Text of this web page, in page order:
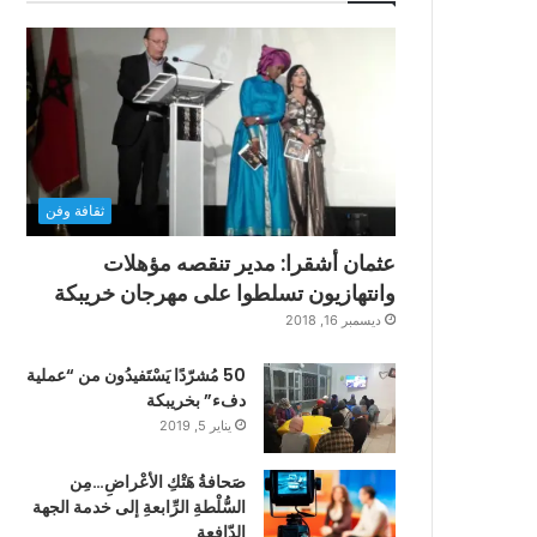
ثقافة وفن
عثمان أشقرا: مدير تنقصه مؤهلات
وانتهازيون تسلطوا على مهرجان خريبكة
ديسمبر 16, 2018
50 مُشرّدًا يَسْتَفيدُون من “عملية
دفء” بخريبكة
يناير 5, 2019
صَحافةُ هَتْكِ الأعْراضِ…مِن
السُّلْطةِ الرِّابعةِ إلى خدمة الجهة
الدّافعةِ